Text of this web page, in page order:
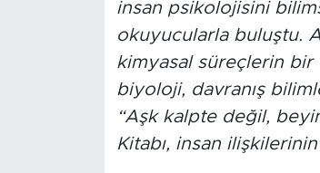
insan psikolojisini
okuyucularla buluştu.
kimyasal süreçlerin
biyoloji, davranış
“Aşk kalpte değil,
Kitabı, insan